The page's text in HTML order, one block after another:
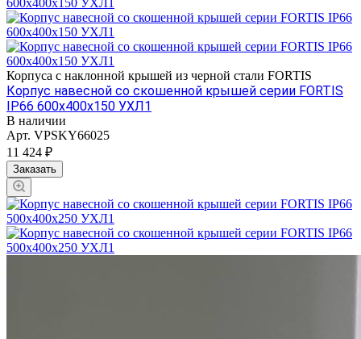
Корпуса с наклонной крышей из черной стали FORTIS
Корпус навесной со скошенной крышей серии FORTIS
IP66 600х400х150 УХЛ1
В наличии
Арт. VPSKY66025
11 424 ₽
Заказать